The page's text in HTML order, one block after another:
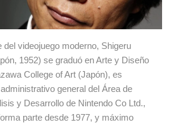
del videojuego moderno, Shigeru
1952) se graduó en Arte y Diseño
College of Art (Japón), es
general del Área de
y Desarrollo de Nintendo Co Ltd.,
parte desde 1977, y máximo